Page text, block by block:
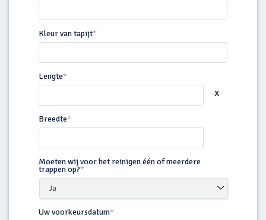
Kleur van tapijt*
Lengte*
Breedte*
Moeten wij voor het reinigen één of meerdere
trappen op?*
Uw voorkeursdatum*